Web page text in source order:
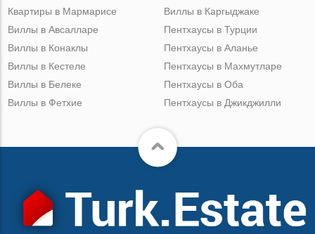
Квартиры в Мармарисе
Виллы в Каргыджаке
Виллы в Авсалларе
Виллы в Конаклы
Виллы в Кестеле
Виллы в Белеке
Виллы в Фетхие
Пентхаусы в Турции
Пентхаусы в Аланье
Пентхаусы в Махмутларе
Пентхаусы в Оба
Пентхаусы в Джикджилли